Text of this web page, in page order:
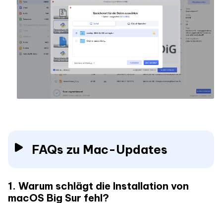
FAQs zu Mac-Updates
1. Warum schlägt die Installation von
macOS Big Sur fehl?